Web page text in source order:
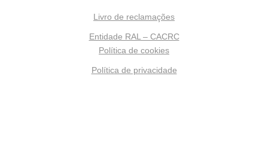
Livro de reclamações
Entidade RAL – CACRC
Política de cookies
Política de privacidade